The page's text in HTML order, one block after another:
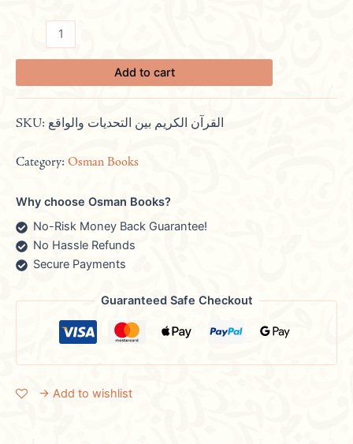
Add to cart
SKU: القرآن الكريم بين التحديات والواقع
Category: Osman Books
Why choose Osman Books?
No-Risk Money Back Guarantee!
No Hassle Refunds
Secure Payments
Guaranteed Safe Checkout
→ Add to wishlist